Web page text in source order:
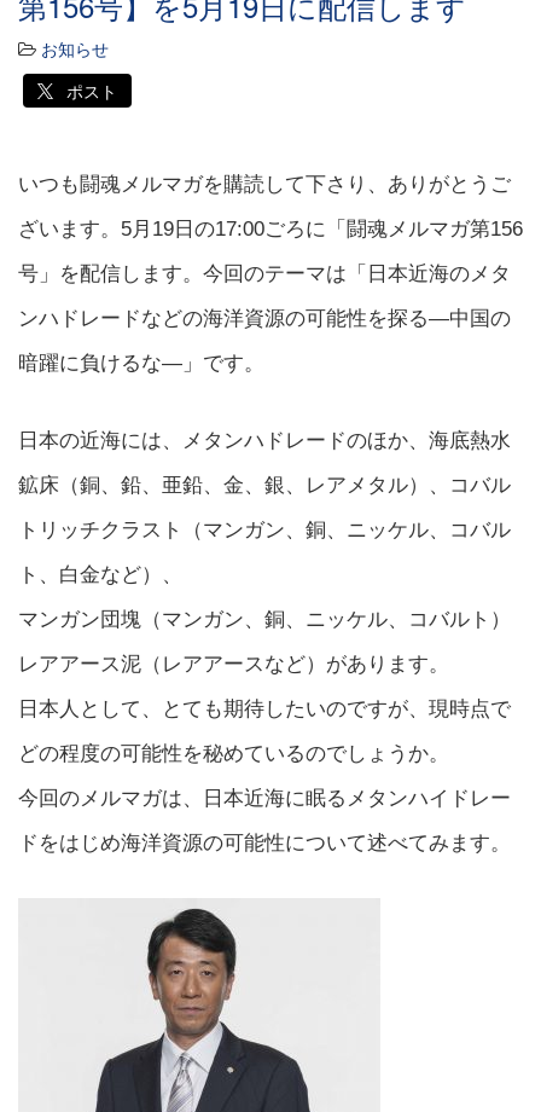
お知らせ
ポスト
いつも闘魂メルマガを購読して下さり、ありがとうご
ざいます。5月19日の17:00ごろに「闘魂メルマガ第156
号」を配信します。今回のテーマは「日本近海のメタ
ンハドレードなどの海洋資源の可能性を探る―中国の
暗躍に負けるな―」です。
日本の近海には、メタンハドレードのほか、海底熱水
鉱床（銅、鉛、亜鉛、金、銀、レアメタル）、コバル
トリッチクラスト（マンガン、銅、ニッケル、コバル
ト、白金など）、
マンガン団塊（マンガン、銅、ニッケル、コバルト）
レアアース泥（レアアースなど）があります。
日本人として、とても期待したいのですが、現時点で
どの程度の可能性を秘めているのでしょうか。
今回のメルマガは、日本近海に眠るメタンハイドレー
ドをはじめ海洋資源の可能性について述べてみます。